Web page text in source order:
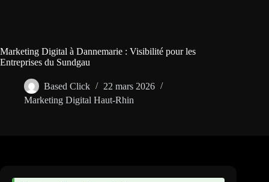
Marketing Digital à Dannemarie : Visibilité pour les
Entreprises du Sundgau
Based Click
22 mars 2026
Marketing Digital Haut-Rhin